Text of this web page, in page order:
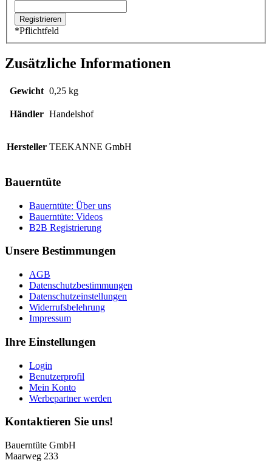
*Pflichtfeld
Zusätzliche Informationen
Gewicht 0,25 kg
Händler Handelshof
Hersteller TEEKANNE GmbH
Bauerntüte
Bauerntüte: Über uns
Bauerntüte: Videos
B2B Registrierung
Unsere Bestimmungen
AGB
Datenschutzbestimmungen
Datenschutzeinstellungen
Widerrufsbelehrung
Impressum
Ihre Einstellungen
Login
Benutzerprofil
Mein Konto
Werbepartner werden
Kontaktieren Sie uns!
Bauerntüte GmbH
Maarweg 233